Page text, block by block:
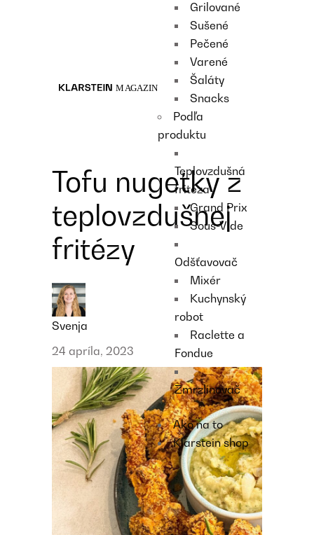
Grilované
Sušené
Pečené
Varené
Šaláty
Snacks
Podľa
produktu
Teplovzdušná
fritéza
Grand Prix
Sous-Vide
Odšťavovač
Mixér
Kuchynský
robot
Raclette a
Fondue
Zmrzlinovač
Ako na to
Klarstein shop
Tofu nugetky z
teplovzdušnej
fritézy
Svenja
24 apríla, 2023